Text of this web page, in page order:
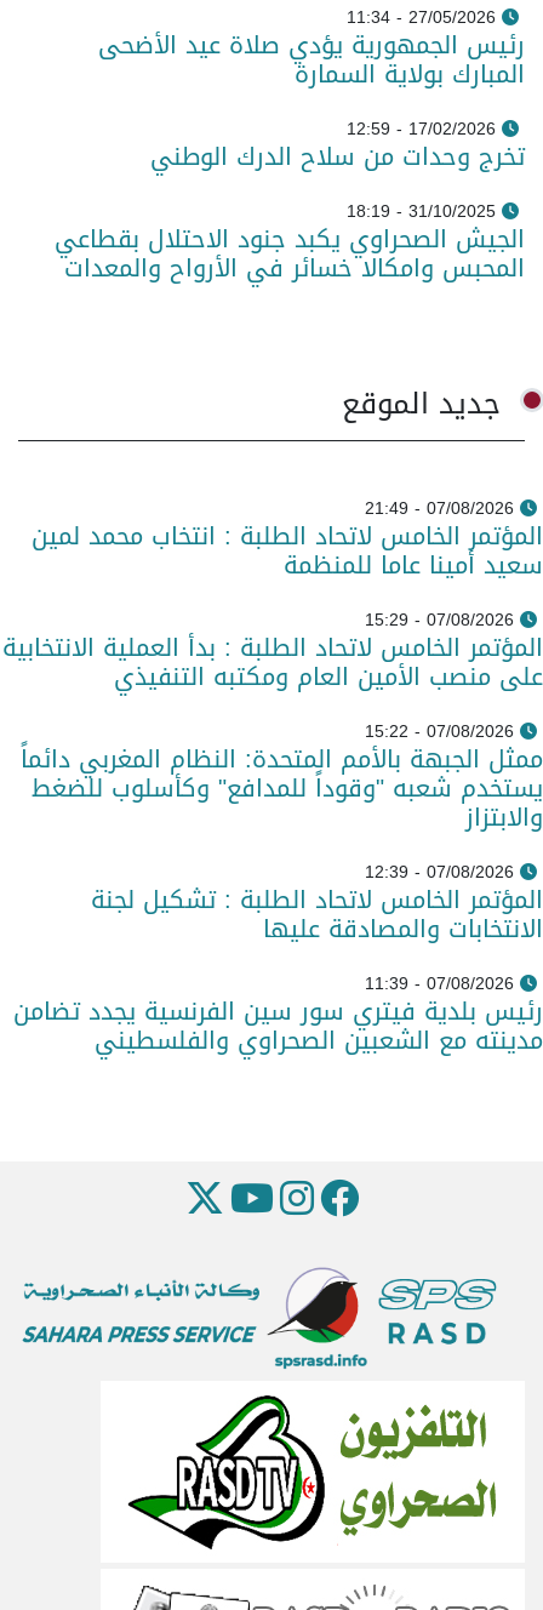
27/05/2026 - 11:34
رئيس الجمهورية يؤدي صلاة عيد الأضحى
المبارك بولاية السمارة
17/02/2026 - 12:59
تخرج وحدات من سلاح الدرك الوطني
31/10/2025 - 18:19
الجيش الصحراوي يكبد جنود الاحتلال بقطاعي
المحبس وامكالا خسائر في الأرواح والمعدات
جديد الموقع
07/08/2026 - 21:49
المؤتمر الخامس لاتحاد الطلبة : انتخاب محمد لمين
سعيد أمينا عاما للمنظمة
07/08/2026 - 15:29
المؤتمر الخامس لاتحاد الطلبة : بدأ العملية الانتخابية
على منصب الأمين العام ومكتبه التنفيذي
07/08/2026 - 15:22
ممثل الجبهة بالأمم المتحدة: النظام المغربي دائماً
يستخدم شعبه "وقوداً للمدافع" وكأسلوب للضغط
والابتزاز
07/08/2026 - 12:39
المؤتمر الخامس لاتحاد الطلبة : تشكيل لجنة
الانتخابات والمصادقة عليها
07/08/2026 - 11:39
رئيس بلدية فيتري سور سين الفرنسية يجدد تضامن
مدينته مع الشعبين الصحراوي والفلسطيني